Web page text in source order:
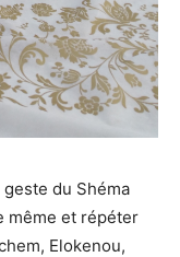
du Shéma
même et répéter
Elokenou,